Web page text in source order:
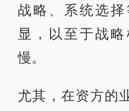
战略、系统选
显，以至于战
慢。
尤其，在资方的